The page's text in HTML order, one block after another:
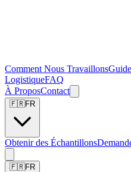
Comment Nous Travaillons
LogistiqueFAQ
À ProposContact
🇫🇷FR
Obtenir des Échantillons
🇫🇷FR